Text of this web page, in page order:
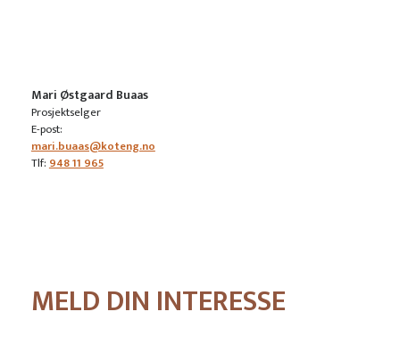
Mari Østgaard Buaas
Prosjektselger
E-post:
mari.buaas@koteng.no
Tlf:948 11 965
MELD DIN INTERESSE